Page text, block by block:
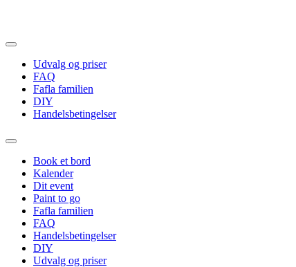
indhold
Udvalg og priser
FAQ
Fafla familien
DIY
Handelsbetingelser
Book et bord
Kalender
Dit event
Paint to go
Fafla familien
FAQ
Handelsbetingelser
DIY
Udvalg og priser